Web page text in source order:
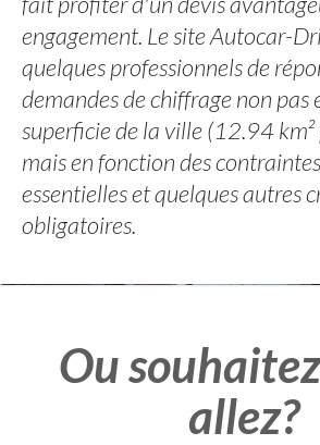
engagement. Le site Autocar-
quelques professionnels de
demandes de chiffrage non pas
superficie de la ville (12.94
mais en fonction des
essentielles et quelques autres
obligatoires.
Ou
allez?